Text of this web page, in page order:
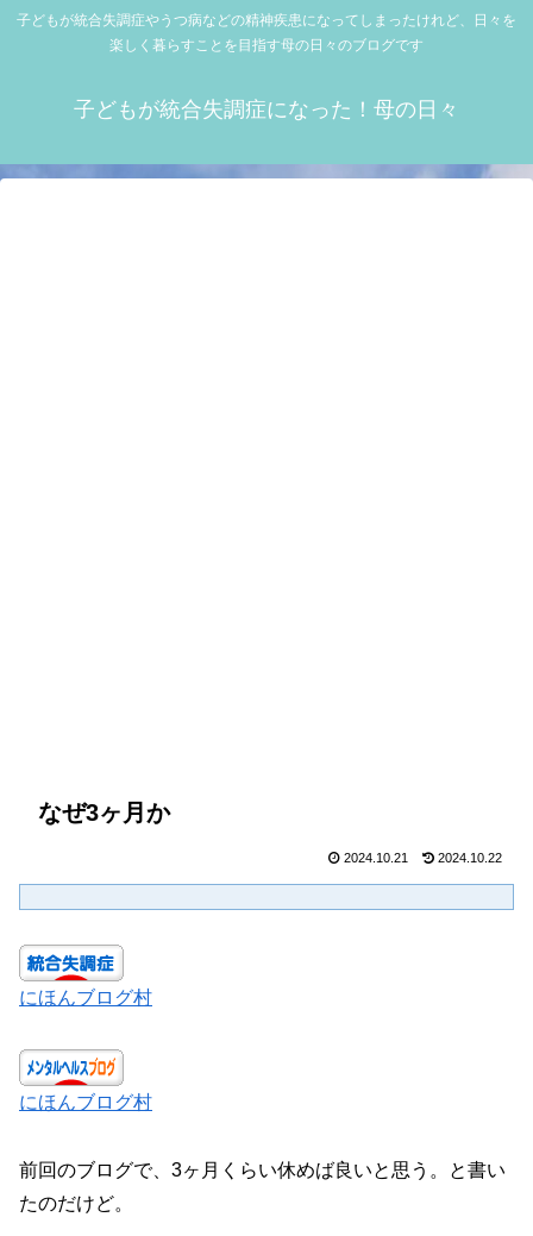
子どもが統合失調症やうつ病などの精神疾患になってしまったけれど、日々を
楽しく暮らすことを目指す母の日々のブログです
子どもが統合失調症になった！母の日々
なぜ3ヶ月か
2024.10.21 2024.10.22
にほんブログ村
にほんブログ村
前回のブログで、3ヶ月くらい休めば良いと思う。と書い
たのだけど。